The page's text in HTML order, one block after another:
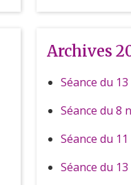
Archives
Séance du
Séance du 8
Séance du
Séance du